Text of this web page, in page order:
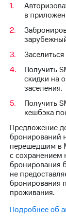
SIM-
на
Для дома
и
с
ТВ и
для
ТВ
Мой
МТС
МТС
на
и
другое
группа
в
Заселиться
Получить
скидки на
заселения.
Получить
кешбэка
Предложение
бронирований
перешедшим в
с сохранением
бронирования
не
бронирования
проживания.
Подробнее об